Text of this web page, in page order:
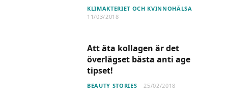
KLIMAKTERIET OCH KVINNOHÄLSA
11/03/2018
Att äta kollagen är det
överlägset bästa anti age
tipset!
BEAUTY STORIES 25/02/2018